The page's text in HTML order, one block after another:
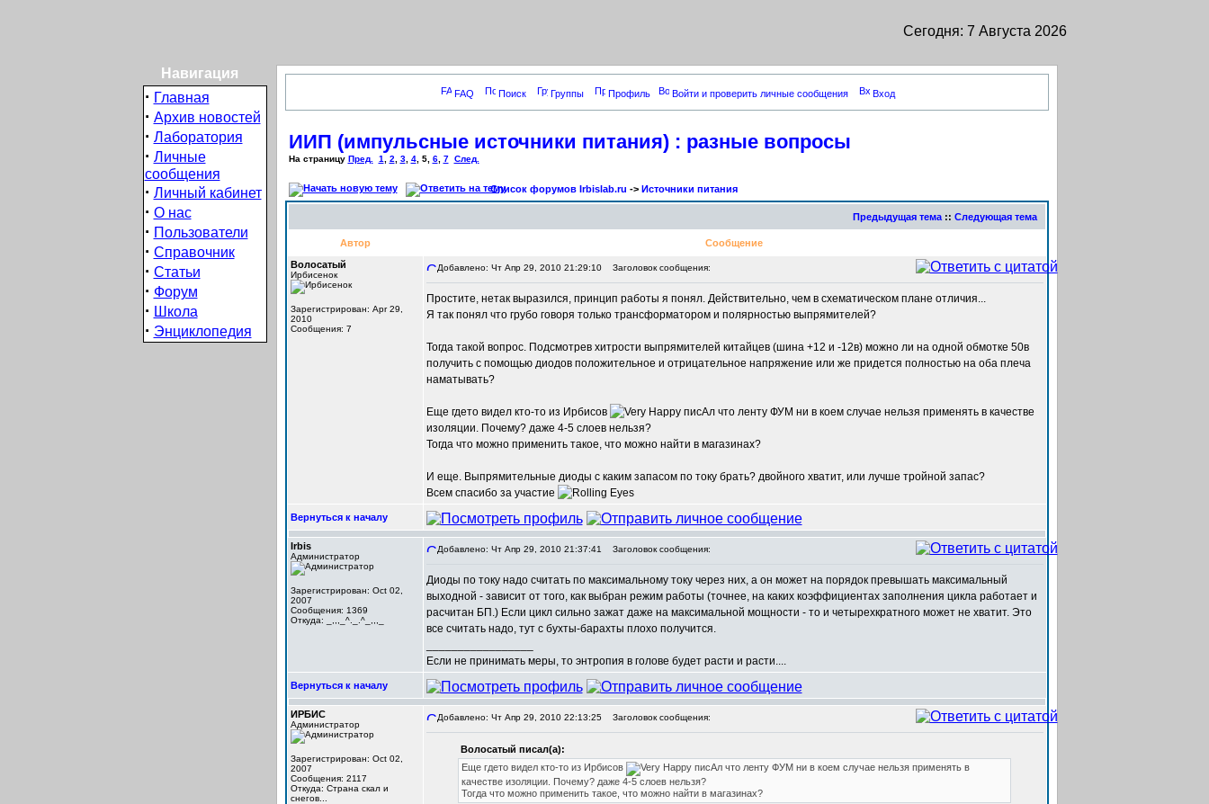
Сегодня: 7 Августа 2026
Навигация
· Главная
· Архив новостей
· Лаборатория
· Личные
сообщения
· Личный кабинет
· О нас
· Пользователи
· Справочник
· Статьи
· Форум
· Школа
· Энциклопедия
FAQ Поиск Группы Профиль Войти и проверить личные сообщения Вход
ИИП (импульсные источники питания) : разные вопросы
На страницу Пред. 1 2 3, 4, 5, 6, 7 След.
Список форумов Irbislab.ru -> Источники питания
Предыдущая тема:: Следующая тема
Автор
Сообщение
Волосатый
Ирбисенок
Зарегистрирован: Apr 29,
2010
Сообщения: 7
Добавлено: Чт Апр 29, 2010 21:29:10 Заголовок сообщения:
Простите, нетак выразился, принцип работы я понял. Действительно, чем в схематическом плане отличия...
Я так понял что грубо говоря только трансформатором и полярностью выпрямителей?
Тогда такой вопрос. Подсмотрев хитрости выпрямителей китайцев (шина +12 и -12в) можно ли на одной обмотке 50в
получить с помощью диодов положительное и отрицательное напряжение или же придется полностью на оба плеча
наматывать?
Еще гдето видел кто-то из Ирбисов
писАл что ленту ФУМ ни в коем случае нельзя применять в качестве
изоляции. Почему? даже 4-5 слоев нельзя?
Тогда что можно применить такое, что можно найти в магазинах?
И еще. Выпрямительные диоды с каким запасом по току брать? двойного хватит, или лучше тройной запас?
Всем спасибо за участие
Вернуться к началу
Irbis
Администратор
Зарегистрирован: Oct 02,
2007
Сообщения: 1369
Откуда: _,,,_^._.^_,,,_
Добавлено: Чт Апр 29, 2010 21:37:41 Заголовок сообщения:
Диоды по току надо считать по максимальному току через них, а он может на порядок превышать максимальный
выходной - зависит от того, как выбран режим работы (точнее, на каких коэффициентах заполнения цикла работает и
расчитан БП.) Если цикл сильно зажат даже на максимальной мощности - то и четырехкратного может не хватит. Это
все считать надо, тут с бухты-барахты плохо получится.
Если не принимать меры, то энтропия в голове будет расти и расти....
Вернуться к началу
ИРБИС
Администратор
Зарегистрирован: Oct 02,
2007
Сообщения: 2117
Откуда: Cтрана скал и
снегов...
Добавлено: Чт Апр 29, 2010 22:13:25 Заголовок сообщения:
Волосатый писал(а):
Еще гдето видел кто-то из Ирбисов
писАл что ленту ФУМ ни в коем случае нельзя применять в
качестве изоляции. Почему? даже 4-5 слоев нельзя?
Тогда что можно применить такое, что можно найти в магазинах?